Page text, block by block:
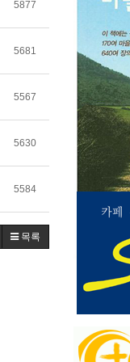
5877
5681
5567
5630
5584
목록